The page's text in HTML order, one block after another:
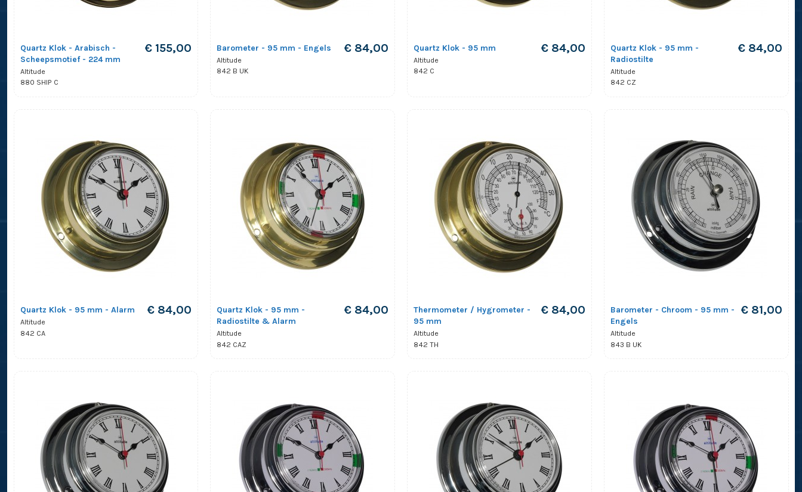
Quartz Klok - Arabisch -
Scheepsmotief - 224 mm
Altitude
880 SHIP C
€ 155,00 Barometer - 95 mm - Engels
Altitude
842 B UK
€ 84,00 Quartz Klok - 95 mm
Altitude
842 C
€ 84,00
Quartz Klok - 95 mm -
Radiostilte
Altitude
842 CZ
€ 84,00
Quartz Klok - 95 mm - Alarm
Altitude
842 CA
€ 84,00
Quartz Klok - 95 mm -
Radiostilte & Alarm
Altitude
842 CAZ
€ 84,00
Thermometer / Hygrometer -
95 mm
Altitude
842 TH
€ 84,00
Barometer - Chroom - 95 mm -
Engels
Altitude
843 B UK
€ 81,00